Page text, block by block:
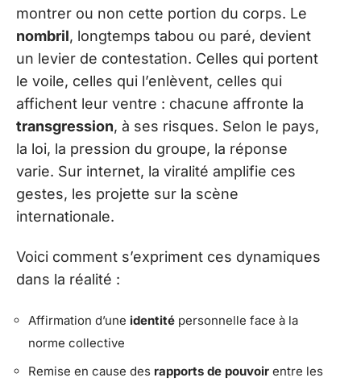
montrer ou non cette portion du corps. Le
nombril, longtemps tabou ou paré, devient
un levier de contestation. Celles qui portent
le voile, celles qui l’enlèvent, celles qui
affichent leur ventre : chacune affronte la
transgression, à ses risques. Selon le pays,
la loi, la pression du groupe, la réponse
varie. Sur internet, la viralité amplifie ces
gestes, les projette sur la scène
internationale.
Voici comment s’expriment ces dynamiques
dans la réalité :
Affirmation d’une identité personnelle face à la
norme collective
Remise en cause des rapports de pouvoir entre les